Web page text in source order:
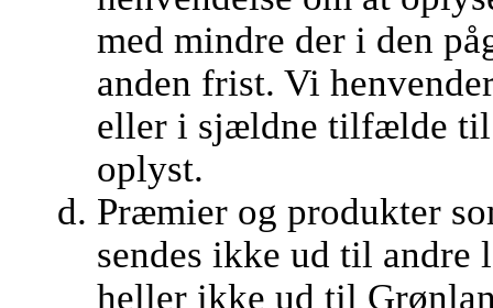
med mindre der i den
anden frist. Vi
eller i sjældne tilfælde til
oplyst.
Præmier og produkter
sendes ikke ud til andre
heller ikke ud til